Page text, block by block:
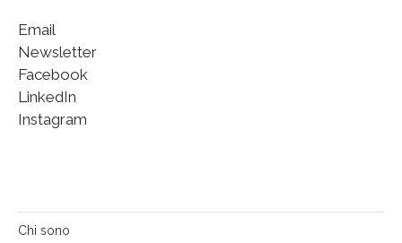
Email
Newsletter
Facebook
LinkedIn
Instagram
Chi sono